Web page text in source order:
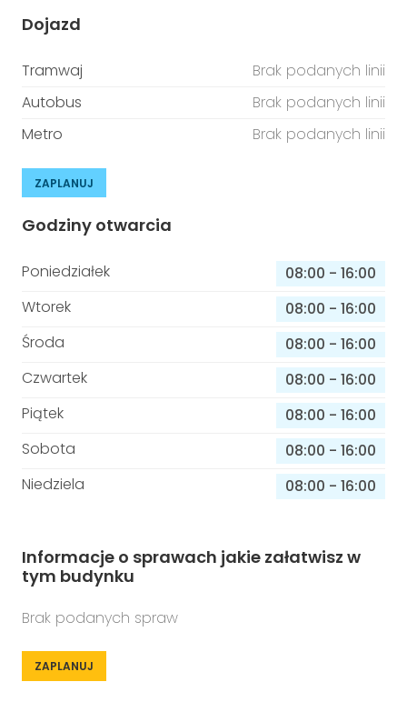
Dojazd
Tramwaj
Brak podanych linii
Autobus
Brak podanych linii
Metro
Brak podanych linii
ZAPLANUJ
Godziny otwarcia
Poniedziałek 08:00 - 16:00
Wtorek
08:00 - 16:00
Środa
08:00 - 16:00
Czwartek
08:00 - 16:00
Piątek
08:00 - 16:00
Sobota
08:00 - 16:00
Niedziela
08:00 - 16:00
Informacje o sprawach jakie załatwisz w
tym budynku
Brak podanych spraw
ZAPLANUJ